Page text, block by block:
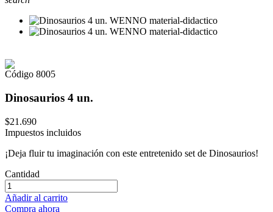
Código 8005
Dinosaurios 4 un.
$21.690
Impuestos incluidos
¡Deja fluir tu imaginación con este entretenido set de Dinosaurios!
Cantidad
Añadir al carrito
Compra ahora